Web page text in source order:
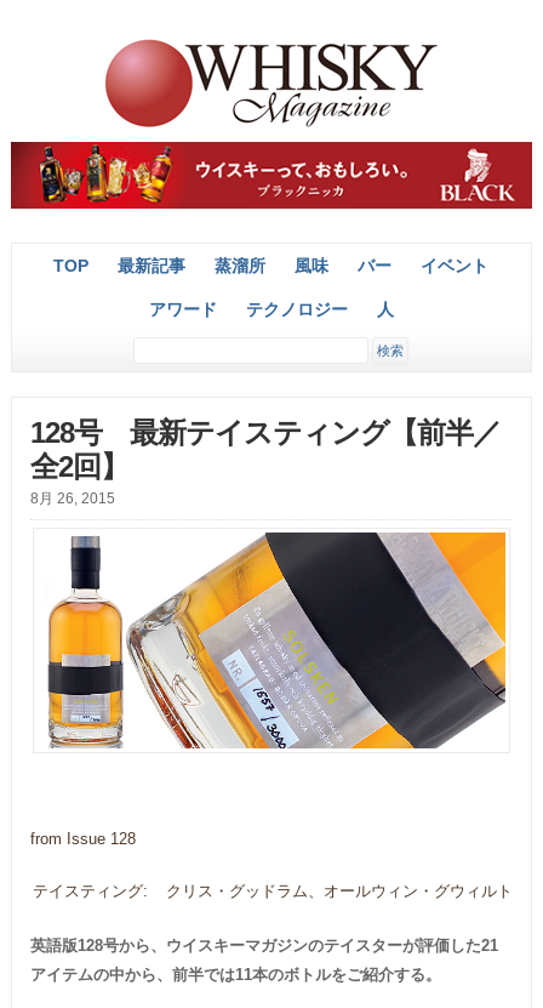
TOP 最新記事 蒸溜所 風味 バー イベント
アワード テクノロジー 人
128号 最新テイスティング【前半／
全2回】
8月 26, 2015
from Issue 128
テイスティング: クリス・グッドラム、オールウィン・グウィルト
英語版128号から、ウイスキーマガジンのテイスターが評価した21
アイテムの中から、前半では11本のボトルをご紹介する。